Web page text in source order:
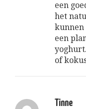
een
het
kunnen
een
of
Tinne